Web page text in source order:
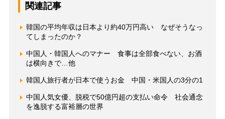
関連記事
韓国の平均年収は日本より約40万円高い なぜそうなっ
てしまったのか？
中国人・韓国人へのマナー 食事は全部食べない、お酒
は横向きで…他
韓国人旅行者が日本で使うお金 中国・米国人の3分の1
中国人気女優、脱税で50億円超の支払い命令 社会通念
を逸脱する富裕層の世界